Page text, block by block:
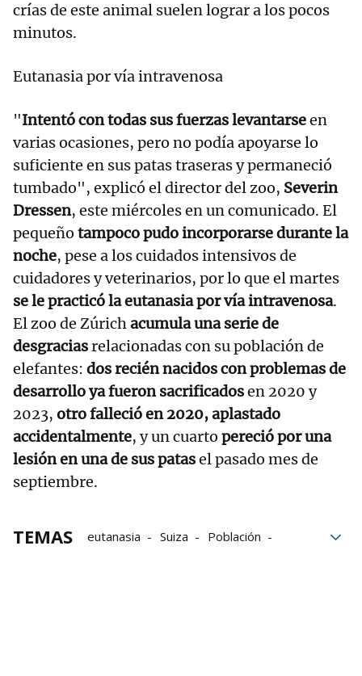
crías de este animal suelen lograr a los pocos
minutos.
Eutanasia por vía intravenosa
"Intentó con todas sus fuerzas levantarseen
varias ocasiones, pero no podía apoyarse lo
suficiente en sus patas traseras y permaneció
tumbado", explicó el director del zoo, Severin
Dressen, este miércoles en un comunicado. El
pequeño tampoco pudo incorporarse durante la
noche, pese a los cuidados intensivos de
cuidadores y veterinarios, por lo que el martes
se le practicó la eutanasia por vía intravenosa.
El zoo de Zúrichacumula una serie de
desgraciasrelacionadas con su población de
elefantes: dos recién nacidos con problemas de
desarrollo ya fueron sacrificadosen 2020 y
2023, otro falleció en 2020, aplastado
accidentalmente, y un cuarto pereció por una
lesión en una de sus patasel pasado mes de
septiembre.
TEMAS eutanasia Suiza
Población